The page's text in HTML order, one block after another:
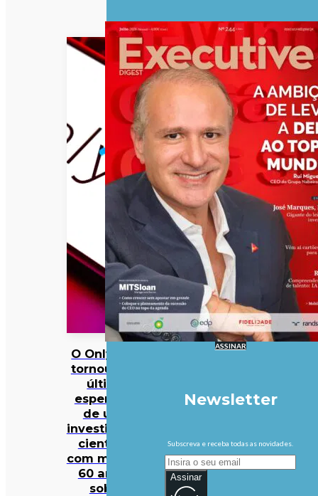
O OnlyFans
tornou-se a
última
esperança
de uma
investigação
científica
com mais de
60 anos…
sobre
ASSINAR
Newsletter
Subscreva e receba todas as novidades.
Assinar